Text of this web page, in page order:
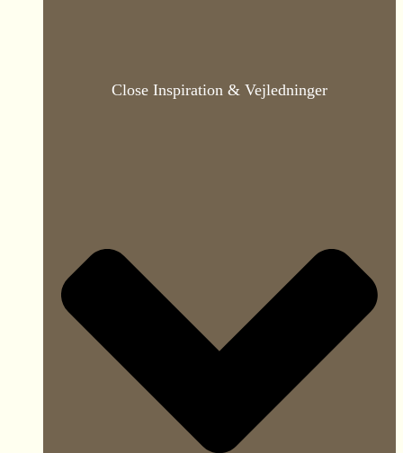
Close Inspiration & Vejledninger